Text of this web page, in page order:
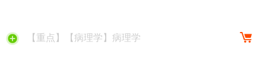
【重点】【病理学】病理学